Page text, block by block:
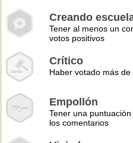
Creando
Tener al menos un
votos positivos
Crítico
Haber votado más
Empollón
Tener una
los comentarios